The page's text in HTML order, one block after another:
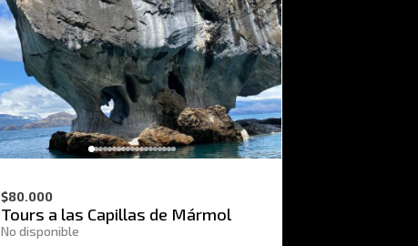
$80.000
Tours a las Capillas de Mármol
No disponible